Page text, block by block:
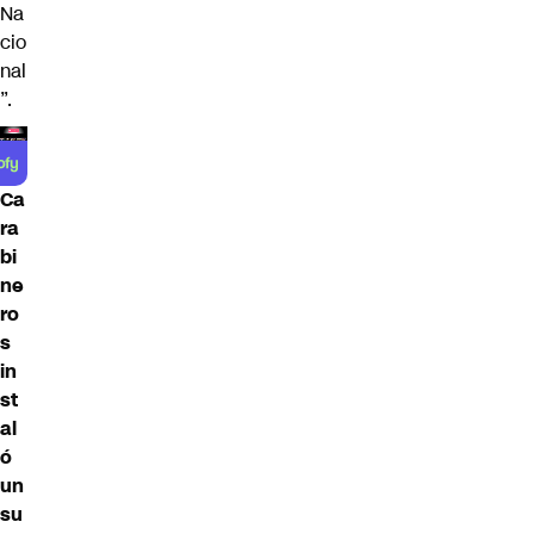
Na
cio
nal
”.
Ca
ra
bi
ne
ro
s
in
st
al
ó
un
su